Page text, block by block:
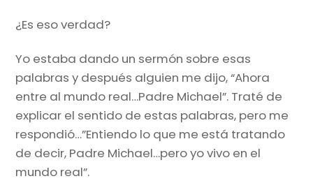
¿Es eso verdad?
Yo estaba dando un sermón sobre esas
palabras y después alguien me dijo, “Ahora
entre al mundo real…Padre Michael”. Traté de
explicar el sentido de estas palabras, pero me
respondió…”Entiendo lo que me está tratando
de decir, Padre Michael…pero yo vivo en el
mundo real”.